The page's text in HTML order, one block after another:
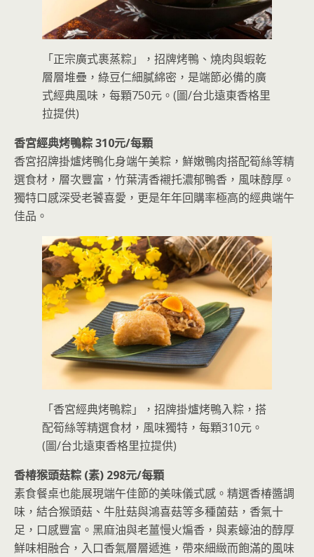
「正宗廣式裹蒸粽」，招牌烤鴨、燒肉與蝦乾
層層堆疊，綠豆仁細膩綿密，是端節必備的廣
式經典風味，每顆750元。(圖/台北遠東香格里
拉提供)
香宮經典烤鴨粽 310元/每顆
香宮招牌掛爐烤鴨化身端午美粽，鮮嫩鴨肉搭配筍絲等精
選食材，層次豐富，竹葉清香襯托濃郁鴨香，風味醇厚。
獨特口感深受老饕喜愛，更是年年回購率極高的經典端午
佳品。
「香宮經典烤鴨粽」，招牌掛爐烤鴨入粽，搭
配筍絲等精選食材，風味獨特，每顆310元。
(圖/台北遠東香格里拉提供)
香椿猴頭菇粽 (素) 298元/每顆
素食餐桌也能展現端午佳節的美味儀式感。精選香椿醬調
味，結合猴頭菇、牛肚菇與鴻喜菇等多種菌菇，香氣十
足，口感豐富。黑麻油與老薑慢火煸香，與素蠔油的醇厚
鮮味相融合，入口香氣層層遞進，帶來細緻而飽滿的風味